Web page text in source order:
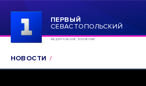
ПЕРВЫЙ
СЕВАСТОПОЛЬСКИЙ
ФЕДЕРАЛЬНОЕ ЗНАЧЕНИЕ
НОВОСТИ